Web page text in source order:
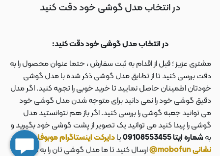
در انتخاب مدل گوشی خود دقت کنید
در انتخاب مدل گوشی خود دقت کنید:
مشتری عزیز ؛ قبل از اقدام به ثبت سفارش ، حتما عنوان محصول را به
دقت بررسی کنید تا از تطابق مدل گوشی ذکر شده با مدل گوشی
خودتان اطمینان حاصل نمایید تا خرید خوبی را تجربه کنید. اگر مدل
دقیق گوشی خود را نمی دانید برای متوجه شدن مدل گوشی خود
می توانید جعبه گوشی را بررسی کنید. اگر باز هم نتوانستید مدل
گوشی را پیدا کنید می توانید یک تصویر از پشت گوشی خود بگیرید و
به شماره ایتا 09108553455 یادایرکت اینستاگرام موبوفان به
نشانی mobofun@
ارسال کنید تا ما مدل گوشی تان را به شما